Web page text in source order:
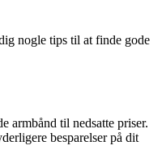
nogle tips til at finde gode
armbånd til nedsatte priser.
besparelser på dit